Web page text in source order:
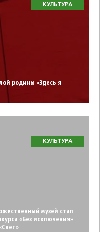
КУЛЬТУРА
родины «Здесь я
КУЛЬТУРА
музей стал
«Без исключения»